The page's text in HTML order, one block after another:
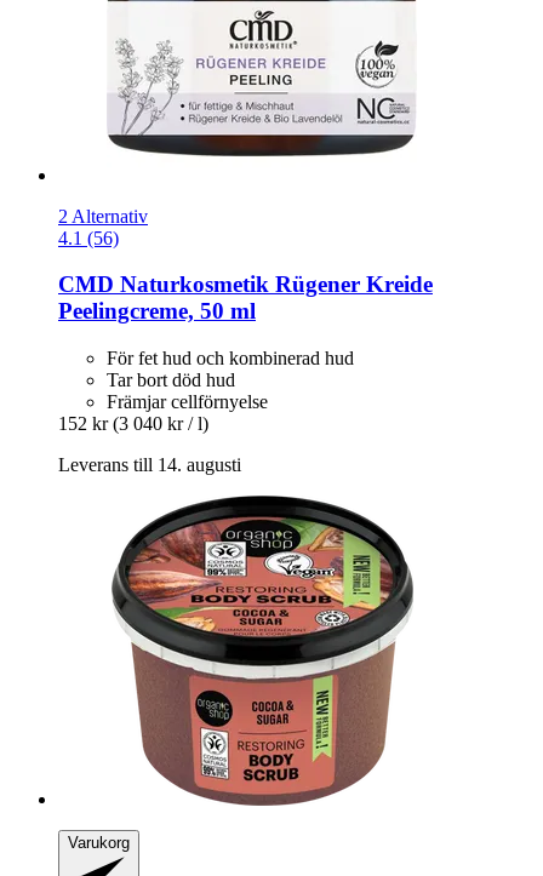
2 Alternativ
4.1 (56)
CMD Naturkosmetik Rügener Kreide
Peelingcreme, 50 ml
För fet hud och kombinerad hud
Tar bort död hud
Främjar cellförnyelse
152 kr (3 040 kr / l)
Leverans till 14. augusti
Varukorg